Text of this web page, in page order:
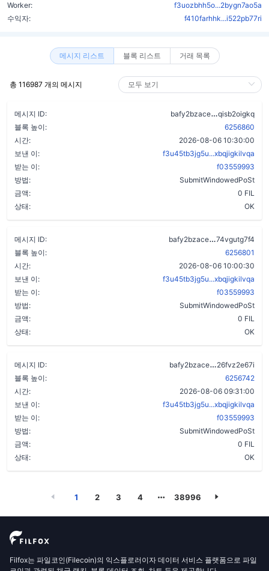
Worker:
f3uozbhh5o...2bygn7ao5a
수익자:
f410farhhk...i522pb77ri
메시지 리스트 블록 리스트 거래 목록
총 116987 개의 메시지
메시지 ID: bafy2bzace
qisb2oigkq
블록 높이:
6256860
시간:
2026-08-06 10:30:00
보낸 이:
f3u45tb3jg5u...xbqjigkilvqa
받는 이:
f03559993
방법:
SubmitWindowedPoSt
금액:
0 FIL
상태:
OK
메시지 ID: bafy2bzace
74vgutg7f4
블록 높이:
6256801
시간:
2026-08-06 10:00:30
보낸 이:
f3u45tb3jg5u...xbqjigkilvqa
받는 이:
f03559993
방법:
SubmitWindowedPoSt
금액:
0 FIL
상태:
OK
메시지 ID: bafy2bzace
26fvz2e67i
블록 높이:
6256742
시간:
2026-08-06 09:31:00
보낸 이:
f3u45tb3jg5u...xbqjigkilvqa
받는 이:
f03559993
방법:
SubmitWindowedPoSt
금액:
0 FIL
상태:
OK
1 2 3 4 38996
Filfox는 파일코인(Filecoin)의 익스플로러이자 데이터 서비스 플랫폼으로 파일